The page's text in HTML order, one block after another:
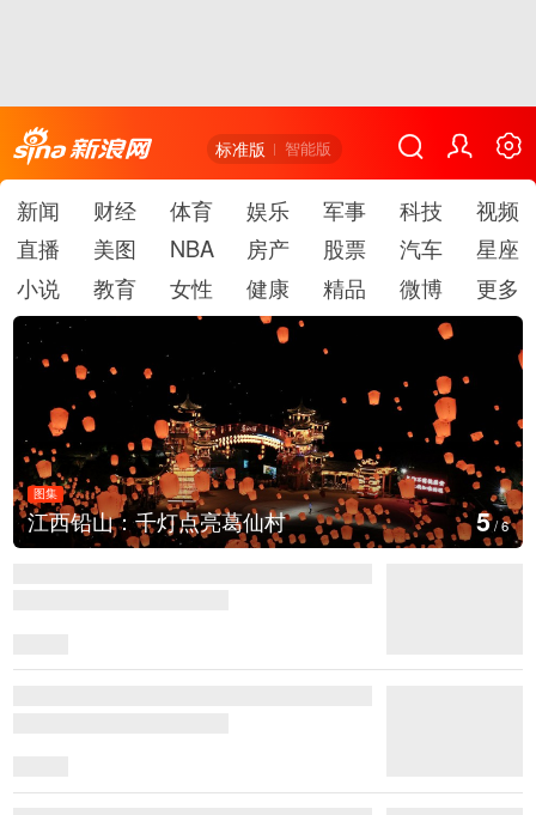
标准版 智能版
新闻 财经 体育 娱乐 军事 科技
视频
直播
美图 NBA 房产 股票 汽车
星座
小说
教育 女性 健康 精品 微博 更多
村
图集
上海：七彩稻田画迎最
6/6